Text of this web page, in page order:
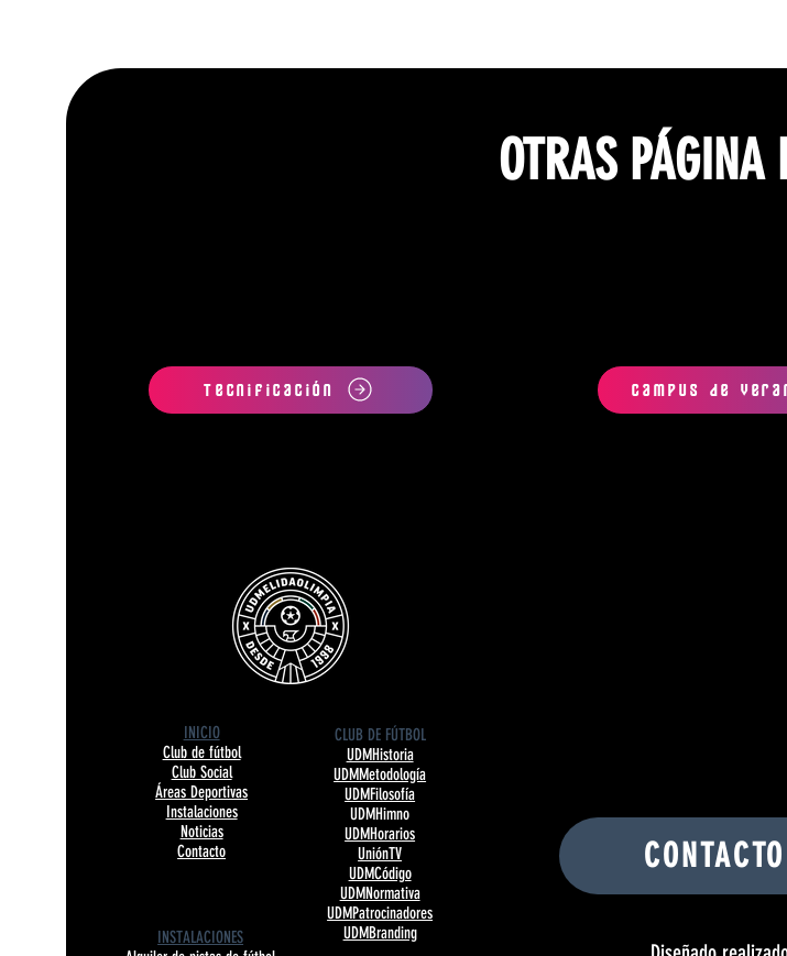
OTRAS PÁGINA
Tecnificación Campus de
INICIO
Club de fútbol
Club Social
Áreas Deportivas
Instalaciones
Noticias
Contacto
CLUB DE FÚTBOL
UDMHistoria
UDMMetodología
UDMFilosofía
UDMHimno
UDMHorarios
UniónTV
UDMCódigo
UDMNormativa
UDMPatrocinadores
UDMBranding
INSTALACIONES
CONTACTO